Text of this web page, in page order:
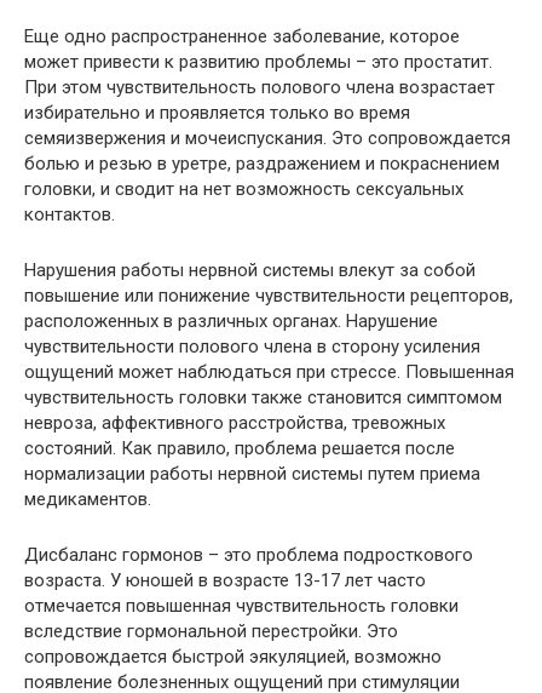
Еще одно распространенное заболевание, которое
может привести к развитию проблемы – это простатит.
При этом чувствительность полового члена возрастает
избирательно и проявляется только во время
семяизвержения и мочеиспускания. Это сопровождается
болью и резью в уретре, раздражением и покраснением
головки, и сводит на нет возможность сексуальных
контактов.
Нарушения работы нервной системы влекут за собой
повышение или понижение чувствительности рецепторов,
расположенных в различных органах. Нарушение
чувствительности полового члена в сторону усиления
ощущений может наблюдаться при стрессе. Повышенная
чувствительность головки также становится симптомом
невроза, аффективного расстройства, тревожных
состояний. Как правило, проблема решается после
нормализации работы нервной системы путем приема
медикаментов.
Дисбаланс гормонов – это проблема подросткового
возраста. У юношей в возрасте 13-17 лет часто
отмечается повышенная чувствительность головки
вследствие гормональной перестройки. Это
сопровождается быстрой эякуляцией, возможно
появление болезненных ощущений при стимуляции